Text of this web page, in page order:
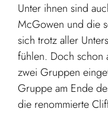
Unter ihnen sind
McGowen und die
sich trotz aller
fühlen. Doch schon
zwei Gruppen
Gruppe am Ende
die renommierte